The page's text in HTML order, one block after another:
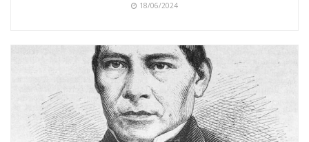
18/06/2024